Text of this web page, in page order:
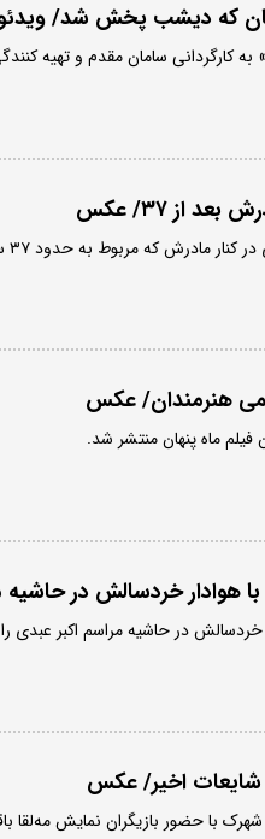
که دیشب پخش شد/
از ۳۷/ عکس
هنرمندان/ عکس
فیلم ماه پنهان منتشر شد.
هوادار خردسالش در
در حاشیه مراسم اکبر عبدی را
شایعات اخیر/ عکس
با حضور بازیگران نمایش مه‌لقا